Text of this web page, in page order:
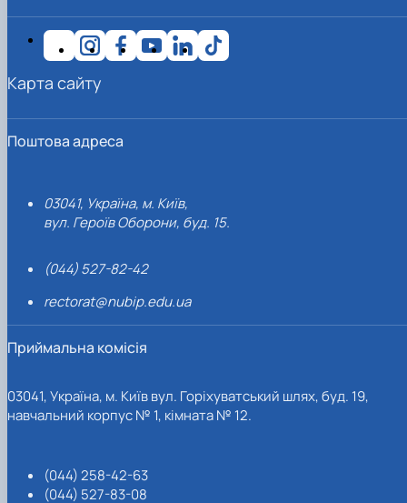
Поштова адреса
03041, Україна, м. Київ,
вул. Героїв Оборони, буд. 15.
(044) 527-82-42
rectorat@nubip.edu.ua
Приймальна комісія
03041, Україна, м. Київ вул. Горіхуватський шлях, буд. 19,
навчальний корпус № 1, кімната № 12.
(044) 258-42-63
(044) 527-83-08
Карта сайту